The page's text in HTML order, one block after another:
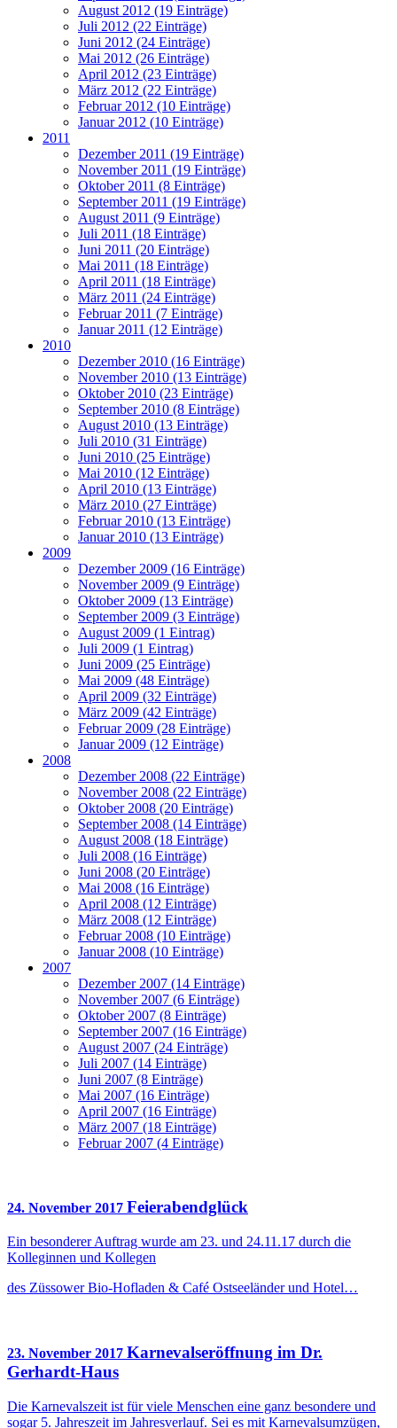
August 2012 (19 Einträge)
Juli 2012 (22 Einträge)
Juni 2012 (24 Einträge)
Mai 2012 (26 Einträge)
April 2012 (23 Einträge)
März 2012 (22 Einträge)
Februar 2012 (10 Einträge)
Januar 2012 (10 Einträge)
2011
Dezember 2011 (19 Einträge)
November 2011 (19 Einträge)
Oktober 2011 (8 Einträge)
September 2011 (19 Einträge)
August 2011 (9 Einträge)
Juli 2011 (18 Einträge)
Juni 2011 (20 Einträge)
Mai 2011 (18 Einträge)
April 2011 (18 Einträge)
März 2011 (24 Einträge)
Februar 2011 (7 Einträge)
Januar 2011 (12 Einträge)
2010
Dezember 2010 (16 Einträge)
November 2010 (13 Einträge)
Oktober 2010 (23 Einträge)
September 2010 (8 Einträge)
August 2010 (13 Einträge)
Juli 2010 (31 Einträge)
Juni 2010 (25 Einträge)
Mai 2010 (12 Einträge)
April 2010 (13 Einträge)
März 2010 (27 Einträge)
Februar 2010 (13 Einträge)
Januar 2010 (13 Einträge)
2009
Dezember 2009 (16 Einträge)
November 2009 (9 Einträge)
Oktober 2009 (13 Einträge)
September 2009 (3 Einträge)
August 2009 (1 Eintrag)
Juli 2009 (1 Eintrag)
Juni 2009 (25 Einträge)
Mai 2009 (48 Einträge)
April 2009 (32 Einträge)
März 2009 (42 Einträge)
Februar 2009 (28 Einträge)
Januar 2009 (12 Einträge)
2008
Dezember 2008 (22 Einträge)
November 2008 (22 Einträge)
Oktober 2008 (20 Einträge)
September 2008 (14 Einträge)
August 2008 (18 Einträge)
Juli 2008 (16 Einträge)
Juni 2008 (20 Einträge)
Mai 2008 (16 Einträge)
April 2008 (12 Einträge)
März 2008 (12 Einträge)
Februar 2008 (10 Einträge)
Januar 2008 (10 Einträge)
2007
Dezember 2007 (14 Einträge)
November 2007 (6 Einträge)
Oktober 2007 (8 Einträge)
September 2007 (16 Einträge)
August 2007 (24 Einträge)
Juli 2007 (14 Einträge)
Juni 2007 (8 Einträge)
Mai 2007 (16 Einträge)
April 2007 (16 Einträge)
März 2007 (18 Einträge)
Februar 2007 (4 Einträge)
24. November 2017 Feierabendglück
Ein besonderer Auftrag wurde am 23. und 24.11.17 durch die
Kolleginnen und Kollegen
des Züssower Bio-Hofladen & Café Ostseeländer und Hotel…
23. November 2017 Karnevalseröffnung im Dr.
Gerhardt-Haus
Die Karnevalszeit ist für viele Menschen eine ganz besondere und
sogar 5. Jahreszeit im Jahresverlauf. Sei es mit Karnevalsumzügen,